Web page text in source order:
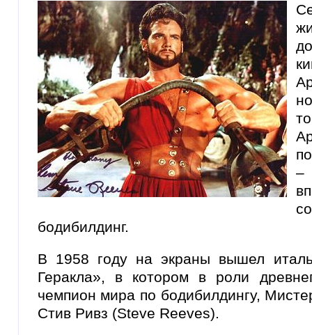
–
бодибилдинг.
В 1958 году на экраны вышел
Геракла», в котором в роли
чемпион мира по бодибилдингу,
Стив Ривз (Steve Reeves).